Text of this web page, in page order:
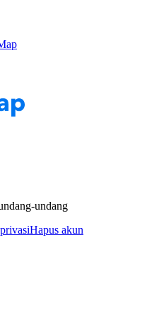
undang
Hapus akun